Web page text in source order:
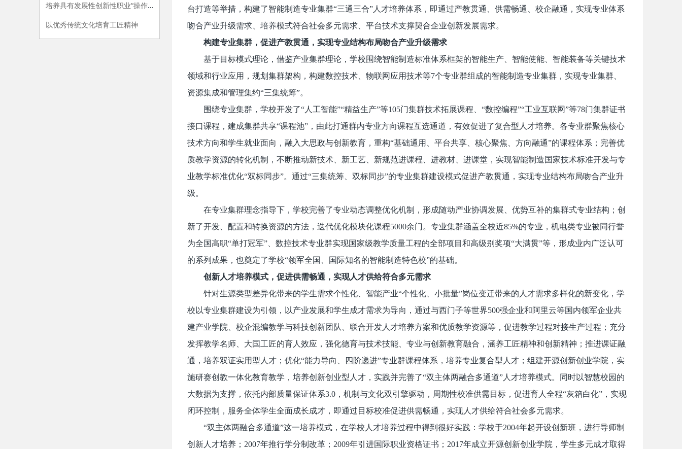
台打造等举措，构建了智能制造专业集群“三通三合”人才培养体系，即通过产教贯通、供需畅通、校企融通，实现专业体系
吻合产业升级需求、培养模式符合社会多元需求、平台技术支撑契合企业创新发展需求。
构建专业集群，促进产教贯通，实现专业结构布局吻合产业升级需求
基于目标模式理论，借鉴产业集群理论，学校围绕智能制造标准体系框架的智能生产、智能使能、智能装备等关键技术
领域和行业应用，规划集群架构，构建数控技术、物联网应用技术等7个专业群组成的智能制造专业集群，实现专业集群、
资源集成和管理集约“三集统筹”。
围绕专业集群，学校开发了“人工智能”“精益生产”等105门集群技术拓展课程、“数控编程”“工业互联网”等78门集群证书
接口课程，建成集群共享“课程池”，由此打通群内专业方向课程互选通道，有效促进了复合型人才培养。各专业群聚焦核心
技术方向和学生就业面向，融入大思政与创新教育，重构“基础通用、平台共享、核心聚焦、方向融通”的课程体系；完善优
质教学资源的转化机制，不断推动新技术、新工艺、新规范进课程、进教材、进课堂，实现智能制造国家技术标准开发与专
业教学标准优化“双标同步”。通过“三集统筹、双标同步”的专业集群建设模式促进产教贯通，实现专业结构布局吻合产业升
级。
在专业集群理念指导下，学校完善了专业动态调整优化机制，形成随动产业协调发展、优势互补的集群式专业结构；创
新了开发、配置和转换资源的方法，迭代优化模块化课程5000余门。专业集群涵盖全校近85%的专业，机电类专业被同行誉
为全国高职“单打冠军”、数控技术专业群实现国家级教学质量工程的全部项目和高级别奖项“大满贯”等，形成业内广泛认可
的系列成果，也奠定了学校“领军全国、国际知名的智能制造特色校”的基础。
创新人才培养模式，促进供需畅通，实现人才供给符合多元需求
针对生源类型差异化带来的学生需求个性化、智能产业“个性化、小批量”岗位变迁带来的人才需求多样化的新变化，学
校以专业集群建设为引领，以产业发展和学生成才需求为导向，通过与西门子等世界500强企业和阿里云等国内领军企业共
建产业学院、校企混编教学与科技创新团队、联合开发人才培养方案和优质教学资源等，促进教学过程对接生产过程；充分
发挥教学名师、大国工匠的育人效应，强化德育与技术技能、专业与创新教育融合，涵养工匠精神和创新精神；推进课证融
通，培养双证实用型人才；优化“能力导向、四阶递进”专业群课程体系，培养专业复合型人才；组建开源创新创业学院，实
施研赛创教一体化教育教学，培养创新创业型人才，实践并完善了“双主体两融合多通道”人才培养模式。同时以智慧校园的
大数据为支撑，依托内部质量保证体系3.0，机制与文化双引擎驱动，周期性校准供需目标，促进育人全程“灰箱白化”，实现
闭环控制，服务全体学生全面成长成才，即通过目标校准促进供需畅通，实现人才供给符合社会多元需求。
“双主体两融合多通道”这一培养模式，在学校人才培养过程中得到很好实践：学校于2004年起开设创新班，进行导师制
创新人才培养；2007年推行学分制改革；2009年引进国际职业资格证书；2017年成立开源创新创业学院，学生多元成才取得
培养具有发展性创新性职业“操作手”
以优秀传统文化培育工匠精神